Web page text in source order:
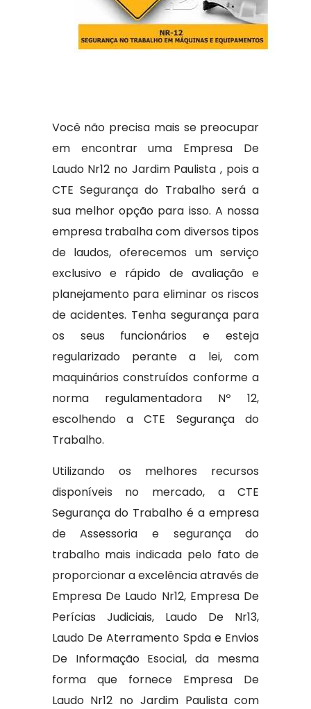
Você não precisa mais se preocupar
em encontrar uma Empresa De
Laudo Nr12 no Jardim Paulista , pois a
CTE Segurança do Trabalho será a
sua melhor opção para isso. A nossa
empresa trabalha com diversos tipos
de laudos, oferecemos um serviço
exclusivo e rápido de avaliação e
planejamento para eliminar os riscos
de acidentes. Tenha segurança para
os seus funcionários e esteja
regularizado perante a lei, com
maquinários construídos conforme a
norma regulamentadora Nº 12,
escolhendo a CTE Segurança do
Trabalho.
Utilizando os melhores recursos
disponíveis no mercado, a CTE
Segurança do Trabalho é a empresa
de Assessoria e segurança do
trabalho mais indicada pelo fato de
proporcionar a excelência através de
Empresa De Laudo Nr12, Empresa De
Perícias Judiciais, Laudo De Nr13,
Laudo De Aterramento Spda e Envios
De Informação Esocial, da mesma
forma que fornece Empresa De
Laudo Nr12 no Jardim Paulista com